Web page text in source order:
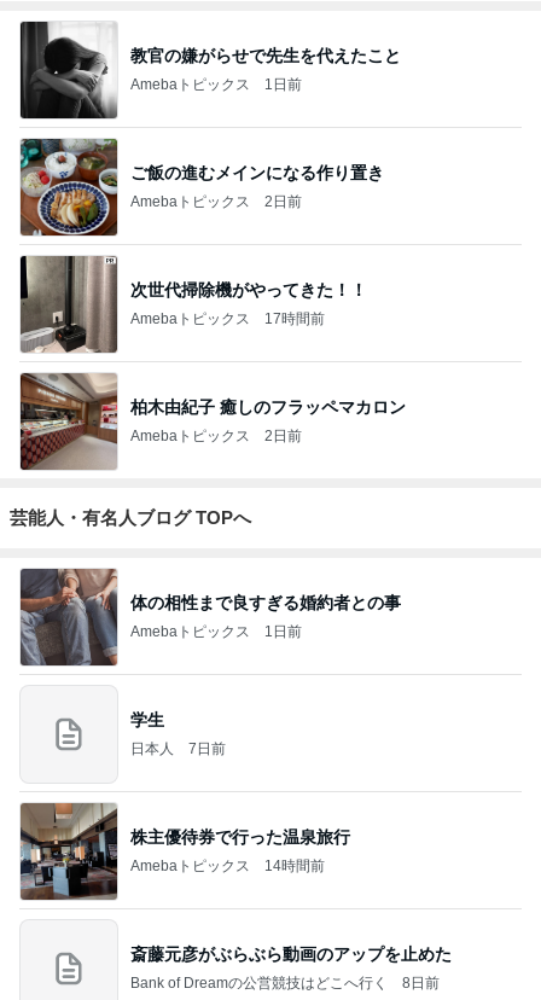
教官の嫌がらせで先生を代えたこと
Amebaトピックス 1日前
ご飯の進むメインになる作り置き
Amebaトピックス 2日前
次世代掃除機がやってきた！！
Amebaトピックス 17時間前
柏木由紀子 癒しのフラッペマカロン
Amebaトピックス 2日前
芸能人・有名人ブログ TOPへ
体の相性まで良すぎる婚約者との事
Amebaトピックス 1日前
学生
日本人 7日前
株主優待券で行った温泉旅行
Amebaトピックス 14時間前
斎藤元彦がぶらぶら動画のアップを止めた
Bank of Dreamの公営競技はどこへ行く 8日前